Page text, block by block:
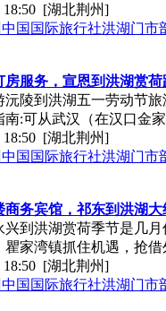
18:50 [湖北荆州]
国国际旅行社洪湖门市
房服务，宣恩到洪湖赏荷
沅陵到洪湖五一劳动节
南:可从武汉（在汉口金
18:50 [湖北荆州]
国国际旅行社洪湖门市
商务宾馆，祁东到洪湖
到洪湖赏荷季节是几
瞿家湾镇抓住机遇，抢借
18:50 [湖北荆州]
国国际旅行社洪湖门市